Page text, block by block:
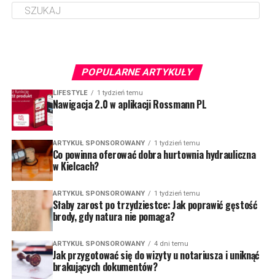
POPULARNE ARTYKUŁY
LIFESTYLE 1 tydzień temu
Nawigacja 2.0 w aplikacji Rossmann PL
ARTYKUŁ SPONSOROWANY 1 tydzień temu
Co powinna oferować dobra hurtownia hydrauliczna
w Kielcach?
ARTYKUŁ SPONSOROWANY 1 tydzień temu
Słaby zarost po trzydziestce: Jak poprawić gęstość
brody, gdy natura nie pomaga?
ARTYKUŁ SPONSOROWANY 4 dni temu
Jak przygotować się do wizyty u notariusza i uniknąć
brakujących dokumentów?